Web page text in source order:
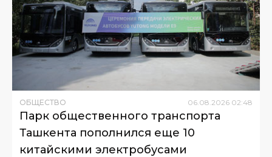
ОБЩЕСТВО 06 08 2026 02:48
Парк общественного транспорта
Ташкента пополнился еще 10
китайскими электробусами